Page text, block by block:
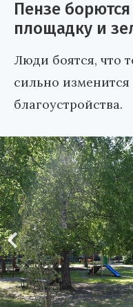
Пензе
площадку и
Люди боятся, что
сильно изменится
благоустройства.